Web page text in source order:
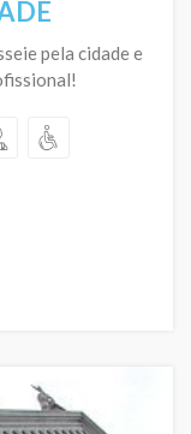
pela cidade e